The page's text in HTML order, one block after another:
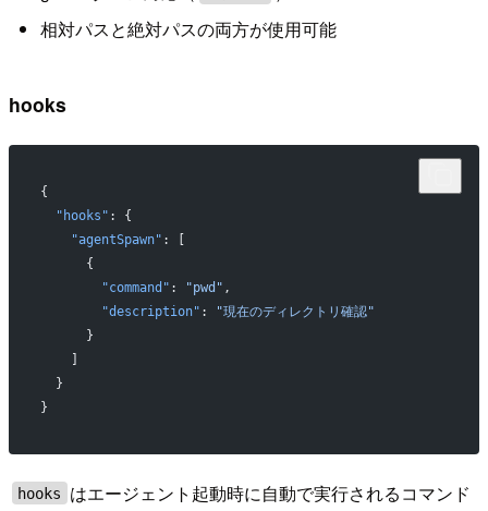
相対パスと絶対パスの両方が使用可能
hooks
{
  "hooks"
: {
    "agentSpawn"
: [
      {
        "command"
: "pwd" ,
        "description"
:
"現在のディレクトリ確認"
      }
    ]
  }
}
hooks
はエージェント起動時に自動で実行されるコマンド